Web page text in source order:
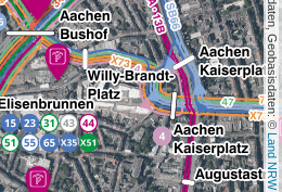
, Kartendaten, Geobasisdaten: ©
Land NRW